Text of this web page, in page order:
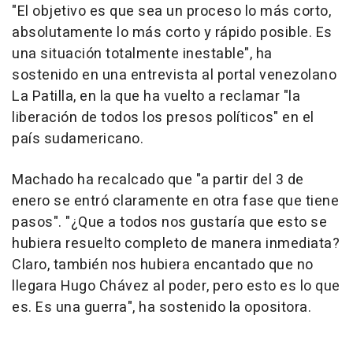
"El objetivo es que sea un proceso lo más corto,
absolutamente lo más corto y rápido posible. Es
una situación totalmente inestable", ha
sostenido en una entrevista al portal venezolano
La Patilla, en la que ha vuelto a reclamar "la
liberación de todos los presos políticos" en el
país sudamericano.
Machado ha recalcado que "a partir del 3 de
enero se entró claramente en otra fase que tiene
pasos". "¿Que a todos nos gustaría que esto se
hubiera resuelto completo de manera inmediata?
Claro, también nos hubiera encantado que no
llegara Hugo Chávez al poder, pero esto es lo que
es. Es una guerra", ha sostenido la opositora.